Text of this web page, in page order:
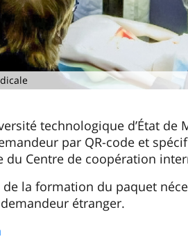
technologique d’État de
par QR-code et
du Centre de coopération
la formation du paquet
étranger.